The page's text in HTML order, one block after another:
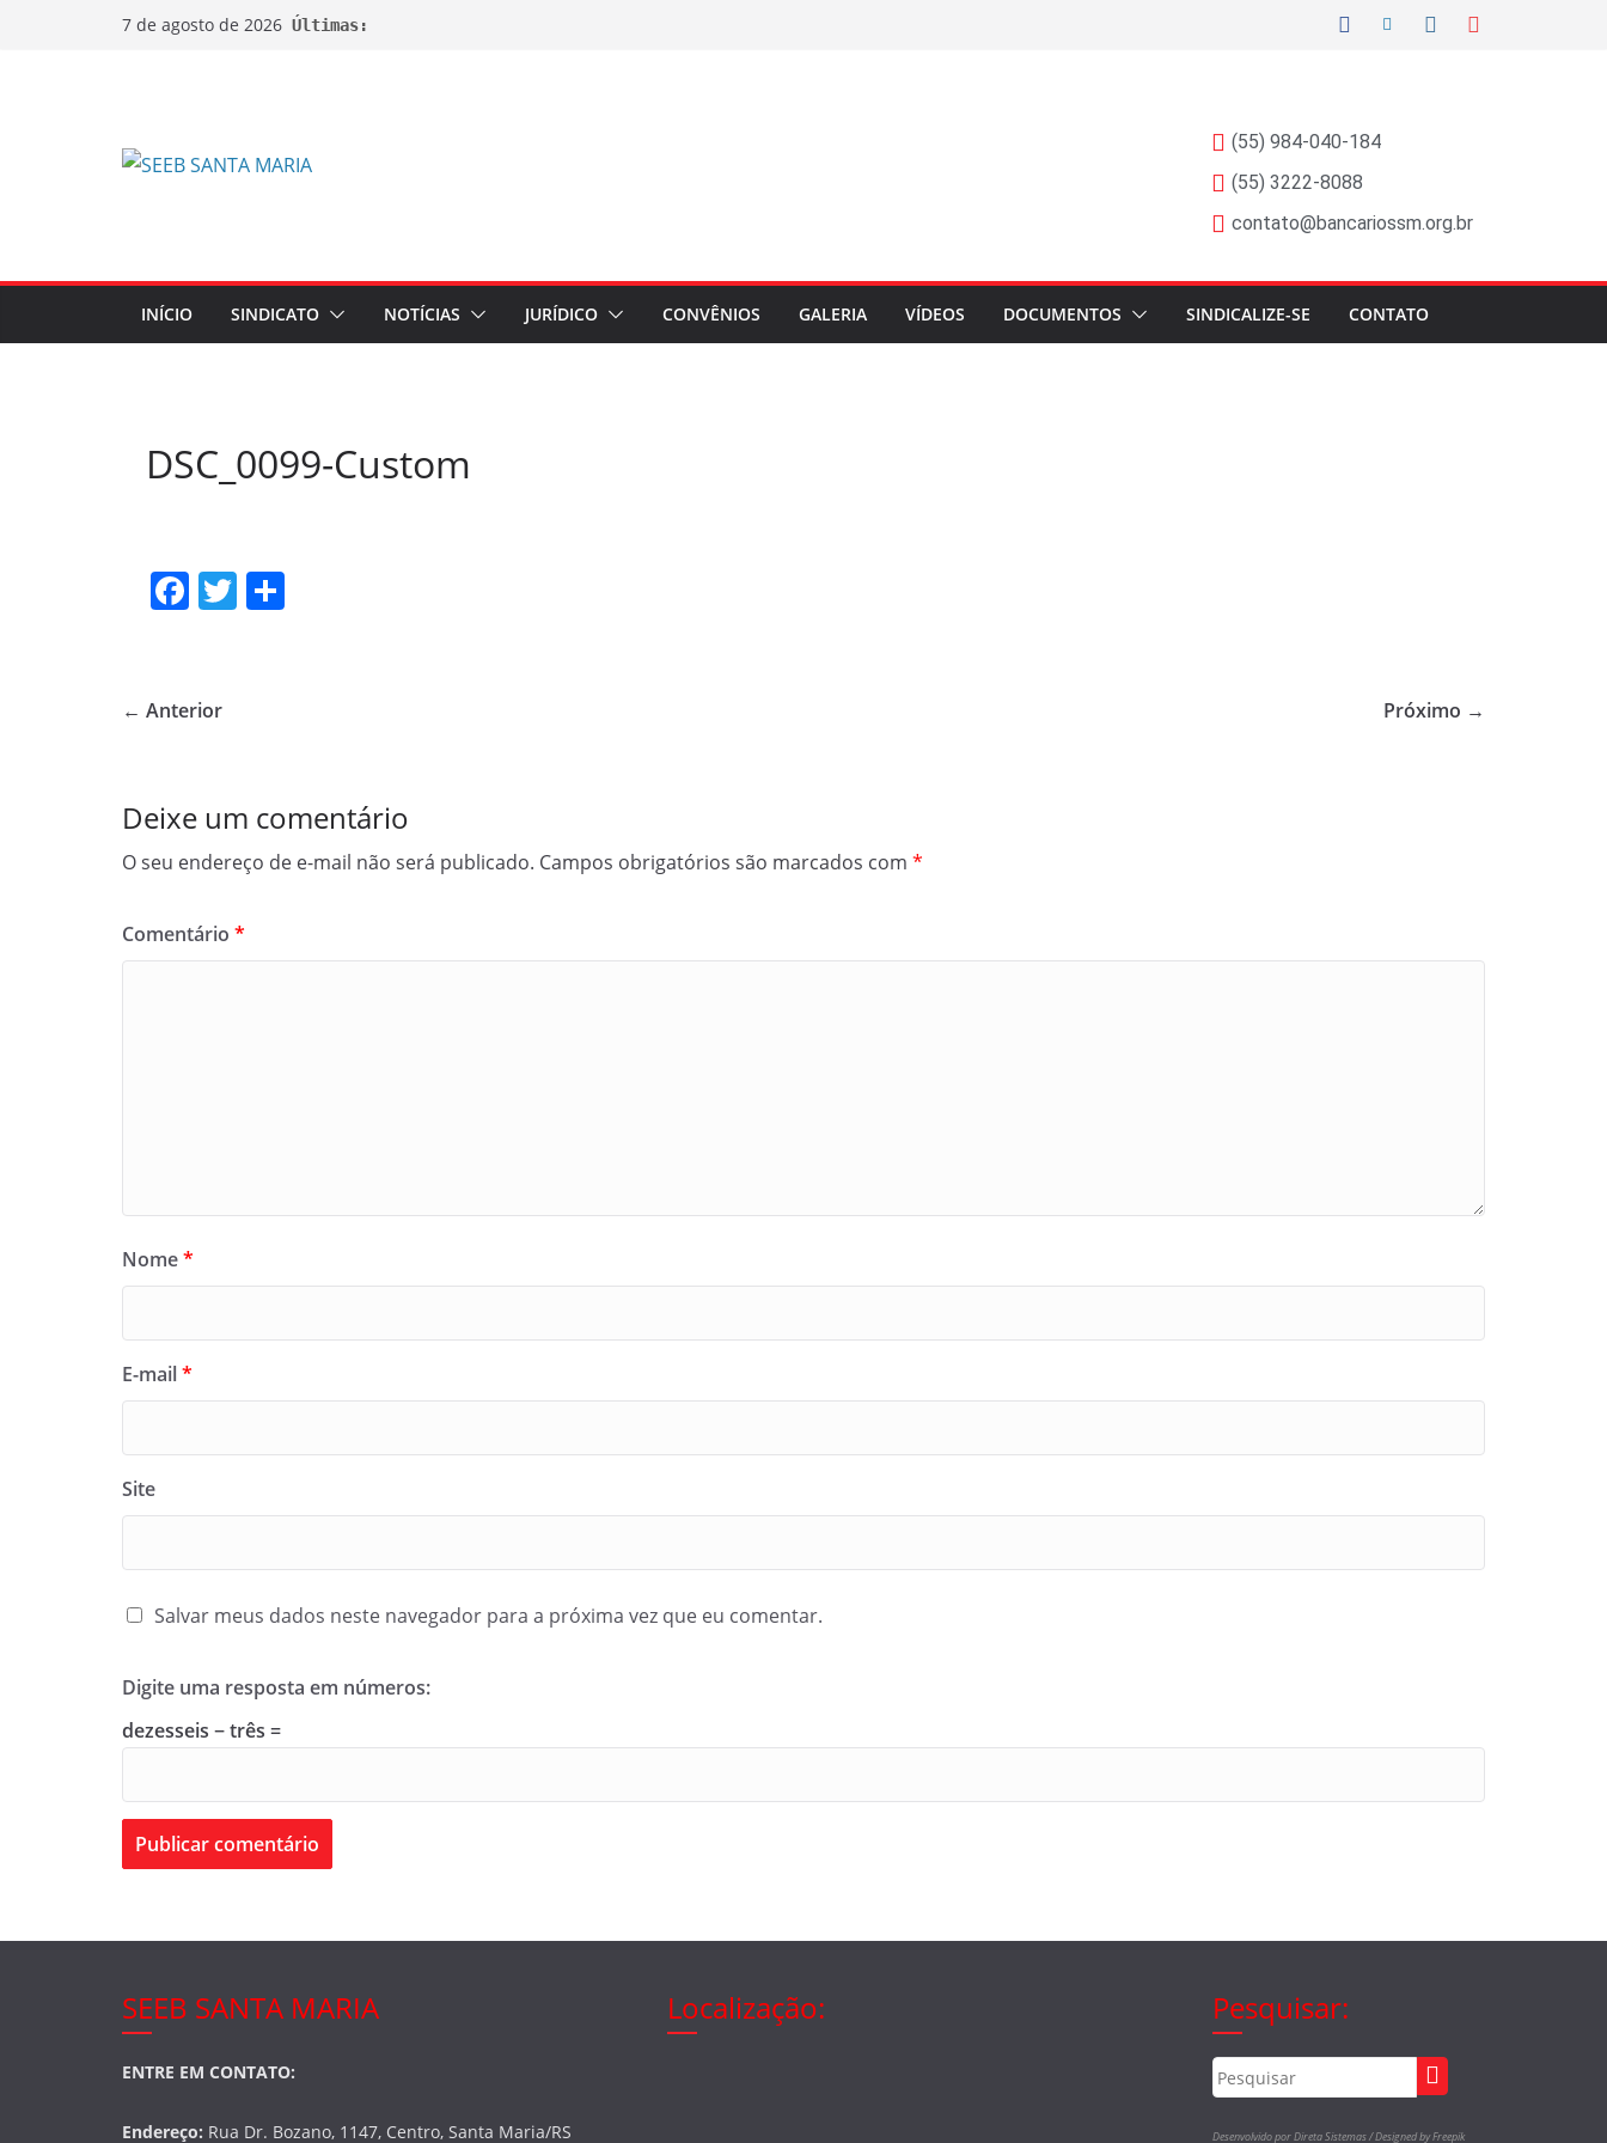
7 de agosto de 2026 Últimas:
(55) 984-040-184
(55) 3222-8088
contato@bancariossm.org.br
INÍCIO SINDICATO NOTÍCIAS JURÍDICO CONVÊNIOS GALERIA VÍDEOS DOCUMENTOS SINDICALIZE-SE CONTATO
DSC_0099-Custom
F
e
o
k
T
← Anterior Próximo →
Deixe um comentário
O seu endereço de e-mail não será publicado. Campos obrigatórios são marcados com *
Comentário *
Nome*
E-mail*
Site
Salvar meus dados neste navegador para a próxima vez que eu comentar.
Digite uma resposta em números:
dezesseis − três =
SEEB SANTA MARIA
ENTRE EM CONTATO:
Endereço: Rua Dr. Bozano, 1147, Centro, Santa Maria/RS
Localização: Pesquisar:
Desenvolvido por Direta Sistemas /Designed by Freepik